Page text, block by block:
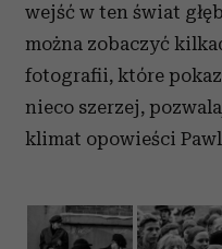
wejść w ten świat
można zobaczyć
fotografii, które
nieco szerzej,
klimat opowieści